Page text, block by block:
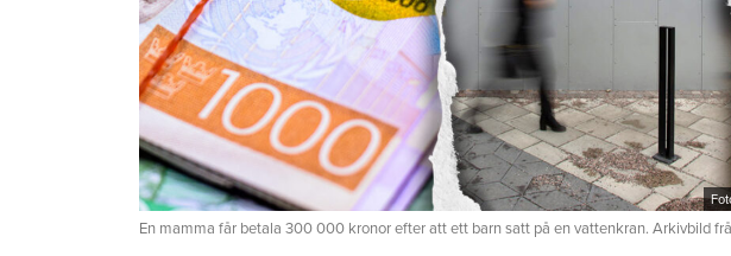
En mamma får betala 300 000 kronor efter att ett barn satt på en vattenkran. Arkivbild